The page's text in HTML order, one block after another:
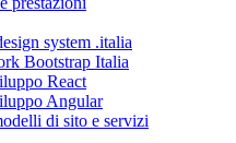
system .italia
Bootstrap Italia
React
Angular
di sito e servizi